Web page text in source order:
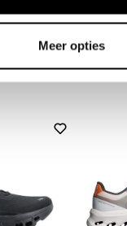
Meer opties
ASICS
GT 2160